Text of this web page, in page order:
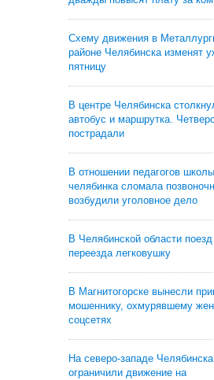
Схему движения в
районе Челябинска изменят
пятницу
В центре Челябинска
автобус и маршрутка.
пострадали
В отношении педагогов
челябинка сломала
возбудили уголовное дело
В Челябинской области
переезда легковушку
В Магнитогорске вынесли
мошеннику, охмурявшему
соцсетях
На северо-западе Челябинска
ограничили движение на